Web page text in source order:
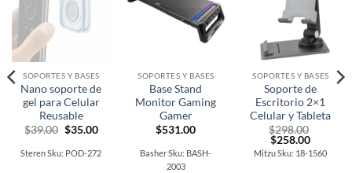
SOPORTES Y BASES
Nano soporte de
gel para Celular
Reusable
$39.00 Original
was:
$39.00.
$35.00Current
is:
$35.00.
Steren Sku: POD-272
SOPORTES Y BASES
Base Stand
Monitor Gaming
Gamer
$531.00
Basher Sku: BASH-
2003
SOPORTES Y BASES
Soporte de
Escritorio 2×1
Celular y Tableta
$298.00
Original
price
was:
$258.00Current
price
is:
Mitzu Sku: 18-1560